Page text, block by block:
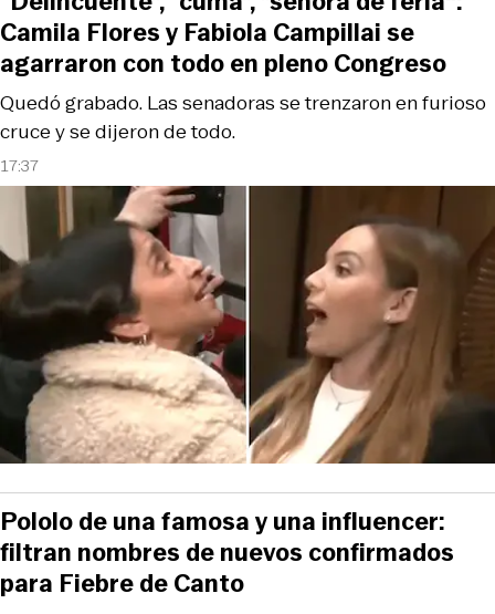
17:37
Quedó grabado. Las senadoras se trenzaron en furioso
cruce y se dijeron de todo.
Camila Flores y Fabiola Campillai se
agarraron con todo en pleno Congreso
Pololo de una famosa y una influencer:
filtran nombres de nuevos confirmados
para Fiebre de Canto